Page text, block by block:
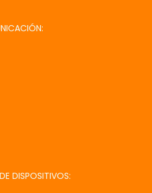
DISPOSITIVOS: